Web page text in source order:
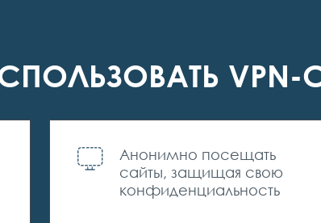
VPN-
Анонимно посещать
сайты, защищая свою
конфиденциальность